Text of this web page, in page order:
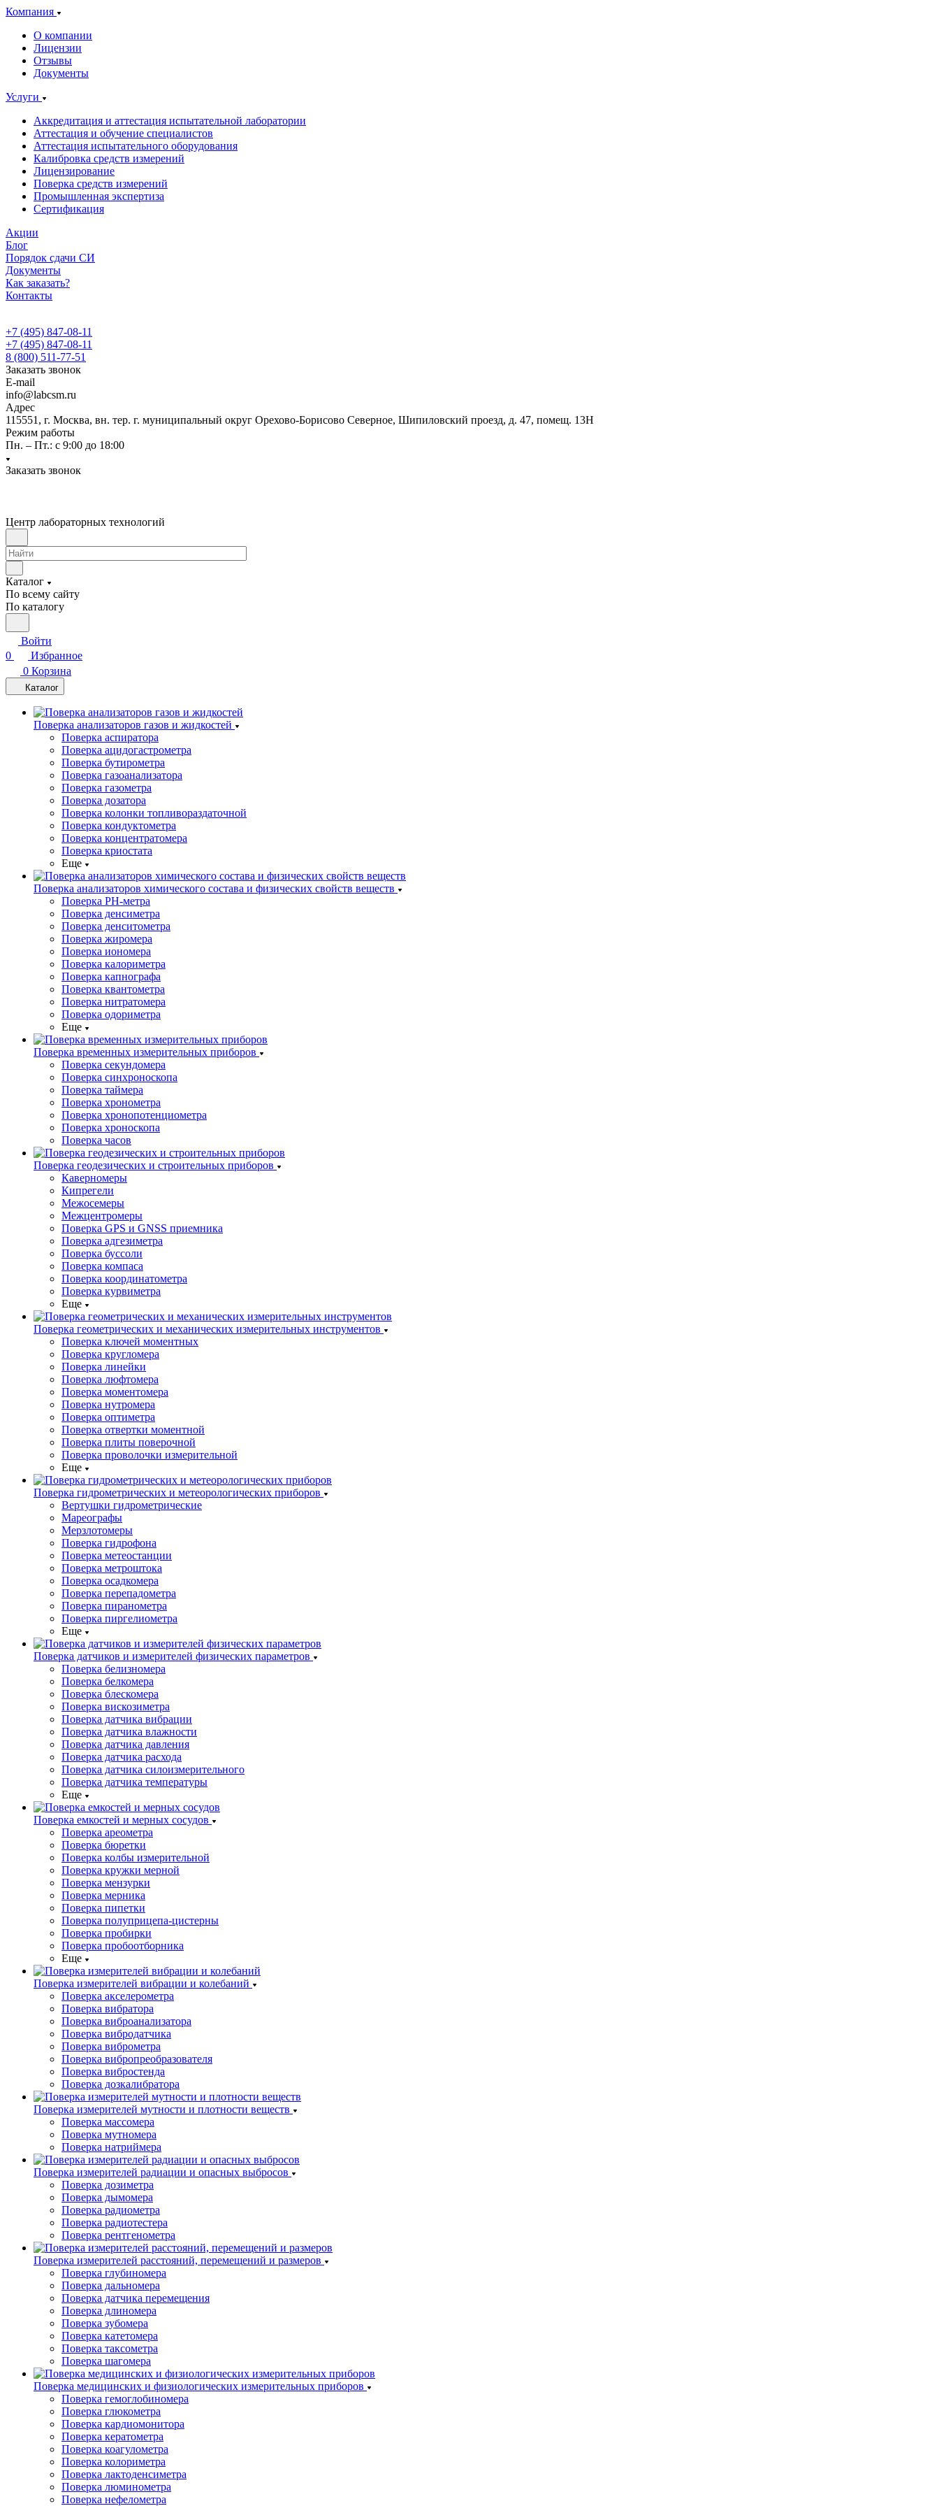
Компания
О компании
Лицензии
Отзывы
Документы
Услуги
Аккредитация и аттестация испытательной лаборатории
Аттестация и обучение специалистов
Аттестация испытательного оборудования
Калибровка средств измерений
Лицензирование
Поверка средств измерений
Промышленная экспертиза
Сертификация
Акции
Блог
Порядок сдачи СИ
Документы
Как заказать?
Контакты
+7 (495) 847-08-11
+7 (495) 847-08-11
8 (800) 511-77-51
Заказать звонок
E-mail
info@labcsm.ru
Адрес
115551, г. Москва, вн. тер. г. муниципальный округ Орехово-Борисово Северное, Шипиловский проезд, д. 47, помещ. 13Н
Режим работы
Пн. – Пт.: с 9:00 до 18:00
Заказать звонок
Центр лабораторных технологий
Каталог
По всему сайту
По каталогу
Войти
0
Избранное
0 Корзина
Каталог
Поверка анализаторов газов и жидкостей
Поверка аспиратора
Поверка ацидогастрометра
Поверка бутирометра
Поверка газоанализатора
Поверка газометра
Поверка дозатора
Поверка колонки топливораздаточной
Поверка кондуктометра
Поверка концентратомера
Поверка криостата
Еще
Поверка анализаторов химического состава и физических свойств веществ
Поверка PH-метра
Поверка денсиметра
Поверка денситометра
Поверка жиромера
Поверка иономера
Поверка калориметра
Поверка капнографа
Поверка квантометра
Поверка нитратомера
Поверка одориметра
Еще
Поверка временных измерительных приборов
Поверка секундомера
Поверка синхроноскопа
Поверка таймера
Поверка хронометра
Поверка хронопотенциометра
Поверка хроноскопа
Поверка часов
Поверка геодезических и строительных приборов
Каверномеры
Кипрегели
Межосемеры
Межцентромеры
Поверка GPS и GNSS приемника
Поверка адгезиметра
Поверка буссоли
Поверка компаса
Поверка координатометра
Поверка курвиметра
Еще
Поверка геометрических и механических измерительных инструментов
Поверка ключей моментных
Поверка кругломера
Поверка линейки
Поверка люфтомера
Поверка моментомера
Поверка нутромера
Поверка оптиметра
Поверка отвертки моментной
Поверка плиты поверочной
Поверка проволочки измерительной
Еще
Поверка гидрометрических и метеорологических приборов
Вертушки гидрометрические
Мареографы
Мерзлотомеры
Поверка гидрофона
Поверка метеостанции
Поверка метроштока
Поверка осадкомера
Поверка перепадометра
Поверка пиранометра
Поверка пиргелиометра
Еще
Поверка датчиков и измерителей физических параметров
Поверка белизномера
Поверка белкомера
Поверка блескомера
Поверка вискозиметра
Поверка датчика вибрации
Поверка датчика влажности
Поверка датчика давления
Поверка датчика расхода
Поверка датчика силоизмерительного
Поверка датчика температуры
Еще
Поверка емкостей и мерных сосудов
Поверка ареометра
Поверка бюретки
Поверка колбы измерительной
Поверка кружки мерной
Поверка мензурки
Поверка мерника
Поверка пипетки
Поверка полуприцепа-цистерны
Поверка пробирки
Поверка пробоотборника
Еще
Поверка измерителей вибрации и колебаний
Поверка акселерометра
Поверка вибратора
Поверка виброанализатора
Поверка вибродатчика
Поверка виброметра
Поверка вибропреобразователя
Поверка вибростенда
Поверка дозкалибратора
Поверка измерителей мутности и плотности веществ
Поверка массомера
Поверка мутномера
Поверка натриймера
Поверка измерителей радиации и опасных выбросов
Поверка дозиметра
Поверка дымомера
Поверка радиометра
Поверка радиотестера
Поверка рентгенометра
Поверка измерителей расстояний, перемещений и размеров
Поверка глубиномера
Поверка дальномера
Поверка датчика перемещения
Поверка длиномера
Поверка зубомера
Поверка катетомера
Поверка таксометра
Поверка шагомера
Поверка медицинских и физиологических измерительных приборов
Поверка гемоглобиномера
Поверка глюкометра
Поверка кардиомонитора
Поверка кератометра
Поверка коагулометра
Поверка колориметра
Поверка лактоденсиметра
Поверка люминометра
Поверка нефелометра